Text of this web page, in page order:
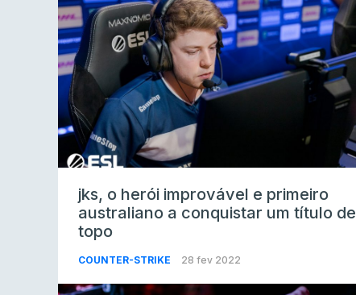
jks, o herói improvável e primeiro
australiano a conquistar um título de
topo
COUNTER-STRIKE 28 fev 2022